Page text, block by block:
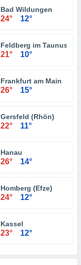
Bad Wildungen
24° 12°
Feldberg im Taunus
21° 10°
Frankfurt am Main
26° 15°
Gersfeld (Rhön)
22° 11°
Hanau
26° 14°
Homberg (Efze)
24° 12°
Kassel
23° 12°